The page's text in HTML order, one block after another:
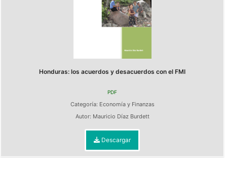
Honduras: los acuerdos y desacuerdos con el FMI
PDF
Categoría: Economía y Finanzas
Autor: Mauricio Díaz Burdett
Descargar